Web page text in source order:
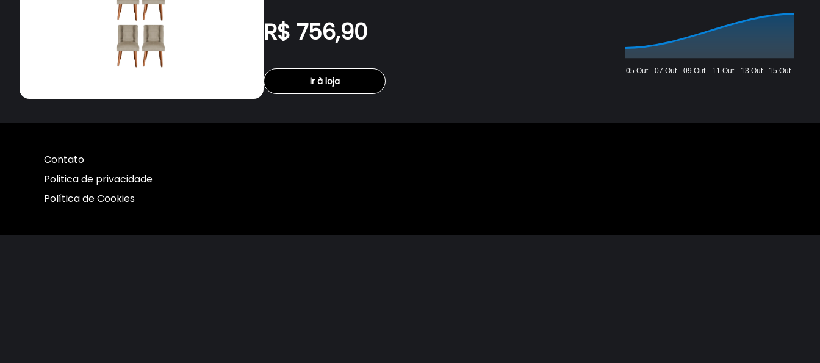
R$ 756,90
Ir à loja
05 Out 07 Out 09 Out 11 Out 13 Out 15 Out
Contato
Politica de privacidade
Política de Cookies